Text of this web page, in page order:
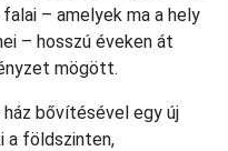
– amelyek ma a hely
– hosszú éveken át
mögött.
bővítésével egy új
a földszinten,